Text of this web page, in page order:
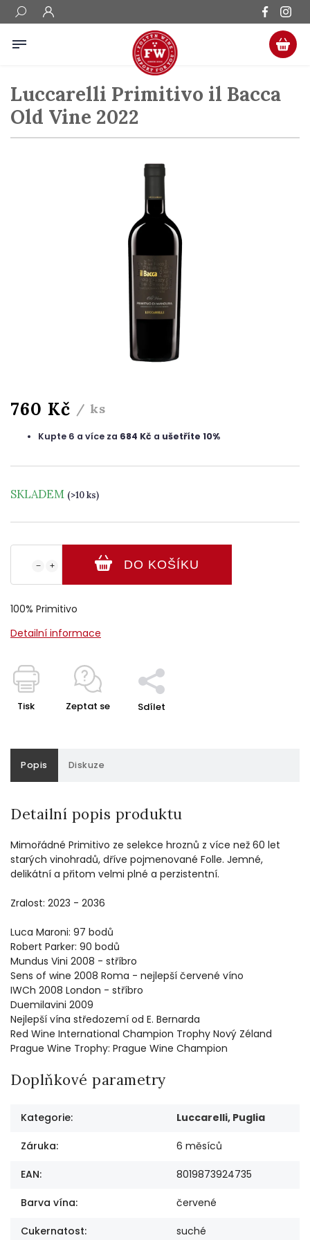
Luccarelli Primitivo il Bacca
Old Vine 2022
760 Kč / ks
Kupte 6 a více za 684 Kč a ušetříte 10%
SKLADEM (>10 ks)
+
− DO KOŠÍKU
100% Primitivo
Detailní informace
Tisk Zeptat se Sdílet
Popis Diskuze
Detailní popis produktu
Mimořádné Primitivo ze selekce hroznů z více než 60 let
starých vinohradů, dříve pojmenované Folle. Jemné,
delikátní a přitom velmi plné a perzistentní.
Zralost: 2023 - 2036
Luca Maroni: 97 bodů
Robert Parker: 90 bodů
Mundus Vini 2008 - stříbro
Sens of wine 2008 Roma - nejlepší červené víno
IWCh 2008 London - stříbro
Duemilavini 2009
Nejlepší vína středozemí od E. Bernarda
Red Wine International Champion Trophy Nový Zéland
Prague Wine Trophy: Prague Wine Champion
Doplňkové parametry
Kategorie: Luccarelli, Puglia
Záruka: 6 měsíců
EAN: 8019873924735
Barva vína: červené
Cukernatost: suché